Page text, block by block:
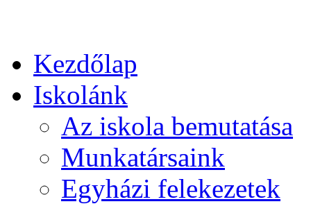
Kezdőlap
Iskolánk
Az iskola bemutatása
Munkatársaink
Egyházi felekezetek